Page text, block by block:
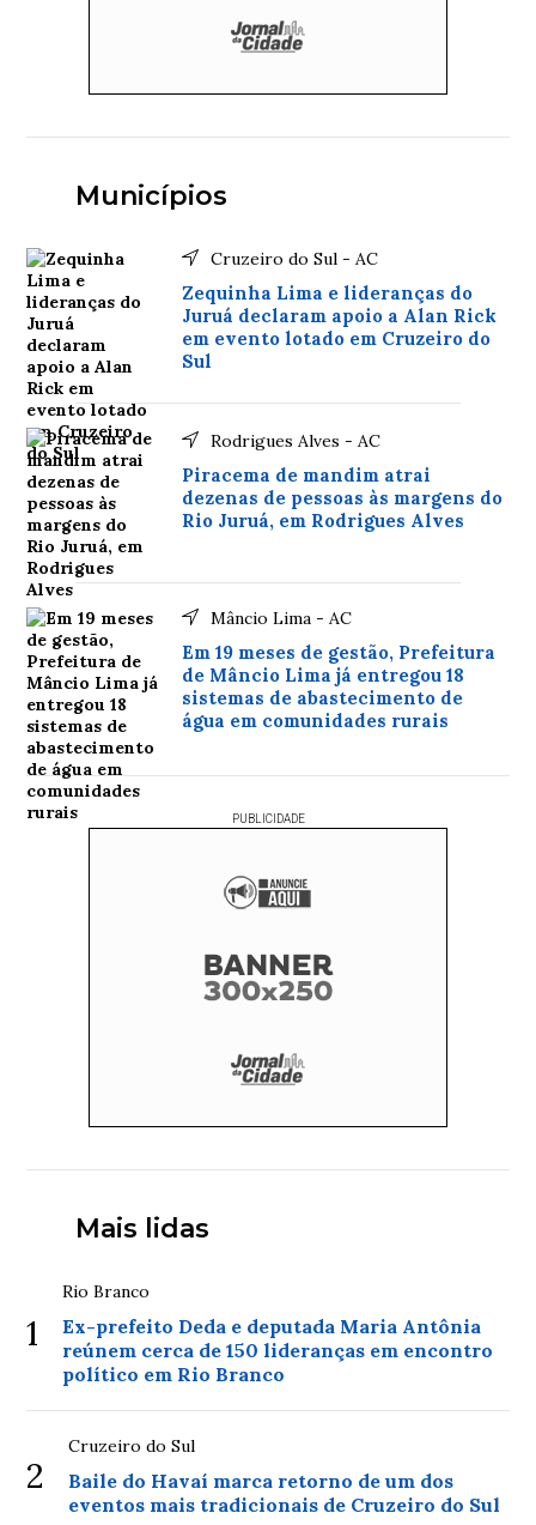
Municípios
Cruzeiro do Sul - AC
Zequinha Lima e lideranças do
Juruá declaram apoio a Alan Rick
em evento lotado em Cruzeiro do
Sul
Rodrigues Alves - AC
Piracema de mandim atrai
dezenas de pessoas às margens do
Rio Juruá, em Rodrigues Alves
Mâncio Lima - AC
Em 19 meses de gestão, Prefeitura
de Mâncio Lima já entregou 18
sistemas de abastecimento de
água em comunidades rurais
PUBLICIDADE
Mais lidas
1
Rio Branco
Ex-prefeito Deda e deputada Maria Antônia
reúnem cerca de 150 lideranças em encontro
político em Rio Branco
2
Cruzeiro do Sul
Baile do Havaí marca retorno de um dos
eventos mais tradicionais de Cruzeiro do Sul